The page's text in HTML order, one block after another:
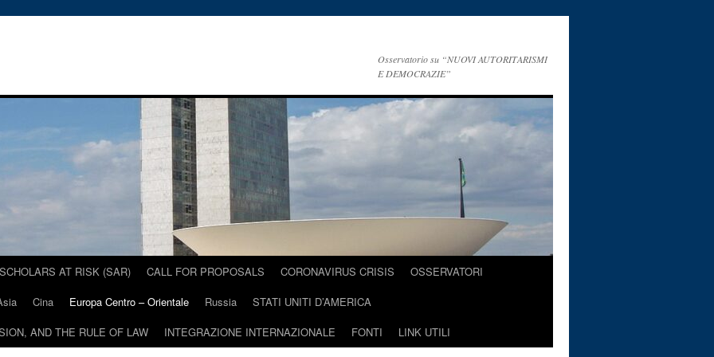
Osservatorio su “NUOVI AUTORITARISMI
E DEMOCRAZIE”
SCHOLARS AT RISK (SAR) CALL FOR PROPOSALS CORONAVIRUS CRISIS
OSSERVATORI
Cina Europa Centro – Orientale Russia
STATI UNITI D’AMERICA
AND THE RULE OF LAW
INTEGRAZIONE INTERNAZIONALE FONTI LINK UTILI